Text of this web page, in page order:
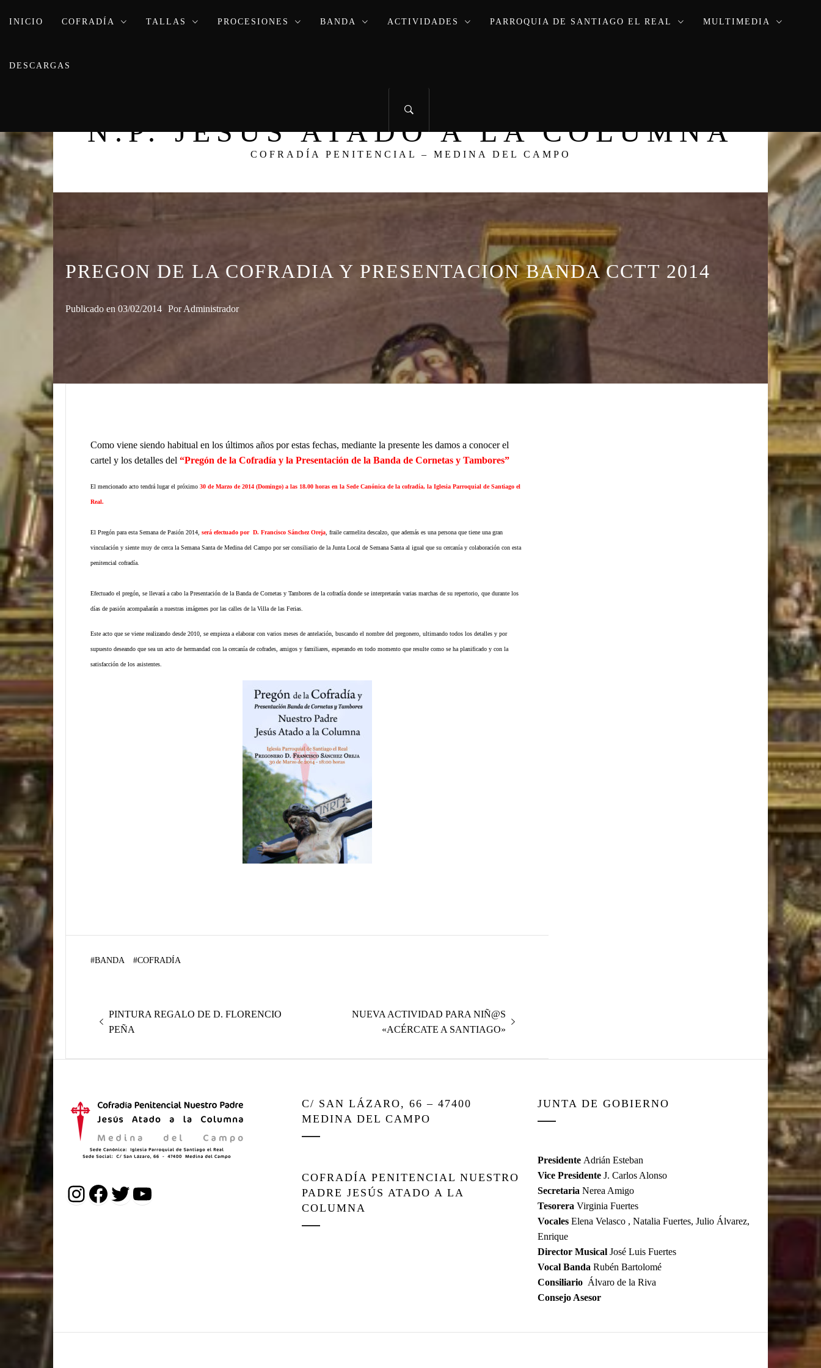
INICIO COFRADÍA TALLAS PROCESIONES BANDA ACTIVIDADES PARROQUIA DE SANTIAGO EL REAL MULTIMEDIA
DESCARGAS
N.P. JESÚS ATADO A LA COLUMNA
COFRADÍA PENITENCIAL – MEDINA DEL CAMPO
PREGON DE LA COFRADIA Y PRESENTACION BANDA CCTT 2014
Publicado en 03/02/2014 PorAdministrador
Como viene siendo habitual en los últimos años por estas fechas, mediante la presente les damos a conocer el
cartel y los detalles del “Pregón de la Cofradía y la Presentación de la Banda de Cornetas y Tambores”
El mencionado acto tendrá lugar el próximo 30 de Marzo de 2014 (Domingo) a las 18.00 horas en la Sede Canónica de la cofradía, la Iglesia Parroquial de Santiago el
Real.
El Pregón para esta Semana de Pasión 2014, será efectuado por D. Francisco Sánchez Oreja , fraile carmelita descalzo, que además es una persona que tiene una gran
vinculación y siente muy de cerca la Semana Santa de Medina del Campo por ser consiliario de la Junta Local de Semana Santa al igual que su cercanía y colaboración con esta
penitencial cofradía.
Efectuado el pregón, se llevará a cabo la Presentación de la Banda de Cornetas y Tambores de la cofradía donde se interpretarán varias marchas de su repertorio, que durante los
días de pasión acompañarán a nuestras imágenes por las calles de la Villa de las Ferias.
Este acto que se viene realizando desde 2010, se empieza a elaborar con varios meses de antelación, buscando el nombre del pregonero, ultimando todos los detalles y por
supuesto deseando que sea un acto de hermandad con la cercanía de cofrades, amigos y familiares, esperando en todo momento que resulte como se ha planificado y con la
satisfacción de los asistentes.
#BANDA #COFRADÍA
de
Entrada
anterior:
PINTURA REGALO DE D. FLORENCIO
PEÑA
Entrada
siguiente:
NUEVA ACTIVIDAD PARA NIÑ@S
«ACÉRCATE A SANTIAGO»
Instagram
Facebook
Twitter
YouTube
C/ SAN LÁZARO, 66 – 47400
MEDINA DEL CAMPO
COFRADÍA PENITENCIAL NUESTRO
PADRE JESÚS ATADO A LA
COLUMNA
JUNTA DE GOBIERNO
Presidente Adrián Esteban
Vice Presidente J. Carlos Alonso
Secretaria Nerea Amigo
Tesorera Virginia Fuertes
Vocales Elena Velasco , Natalia Fuertes, Julio Álvarez,
Enrique
Director Musical José Luis Fuertes
Vocal Banda Rubén Bartolomé
Consiliario Álvaro de la Riva
Consejo Asesor